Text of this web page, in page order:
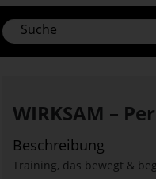
WIRKSAM –
Beschreibung
Training, das bewegt &